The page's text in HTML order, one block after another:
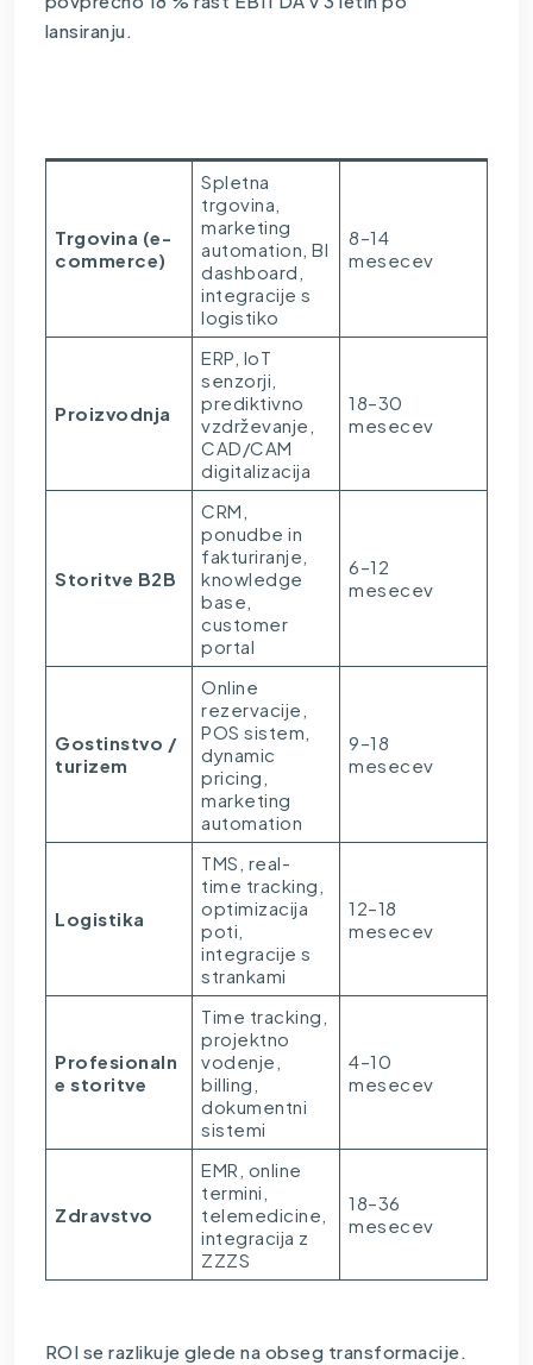
lansiranju.
Trgovina (e-
commerce)
Spletna
trgovina,
marketing
automation, BI
dashboard,
integracije s
logistiko
8–14
mesecev
Proizvodnja
ERP, IoT
senzorji,
prediktivno
vzdrževanje,
CAD/CAM
digitalizacija
18–30
mesecev
Storitve B2B
CRM,
ponudbe in
fakturiranje,
knowledge
base,
customer
portal
6–12
mesecev
Gostinstvo /
turizem
Online
rezervacije,
POS sistem,
dynamic
pricing,
marketing
automation
9–18
mesecev
Logistika
TMS, real-
time tracking,
optimizacija
poti,
integracije s
strankami
12–18
mesecev
Profesionaln
e storitve
Time tracking,
projektno
vodenje,
billing,
dokumentni
sistemi
4–10
mesecev
Zdravstvo
EMR, online
termini,
telemedicine,
integracija z
ZZZS
18–36
mesecev
ROI se razlikuje glede na obseg transformacije.